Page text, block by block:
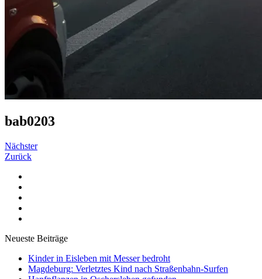
bab0203
Nächster
Zurück
Neueste Beiträge
Kinder in Eisleben mit Messer bedroht
Magdeburg: Verletztes Kind nach Straßenbahn-Surfen